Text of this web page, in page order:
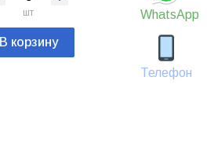
WhatsApp
Телефон
шт
В корзину